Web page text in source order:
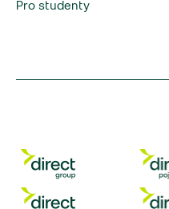
Pro studenty